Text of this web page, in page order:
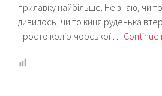
прилавку найбільше. Не знаю, чи
дивилось, чи то киця руденька
просто колір морської … Continue